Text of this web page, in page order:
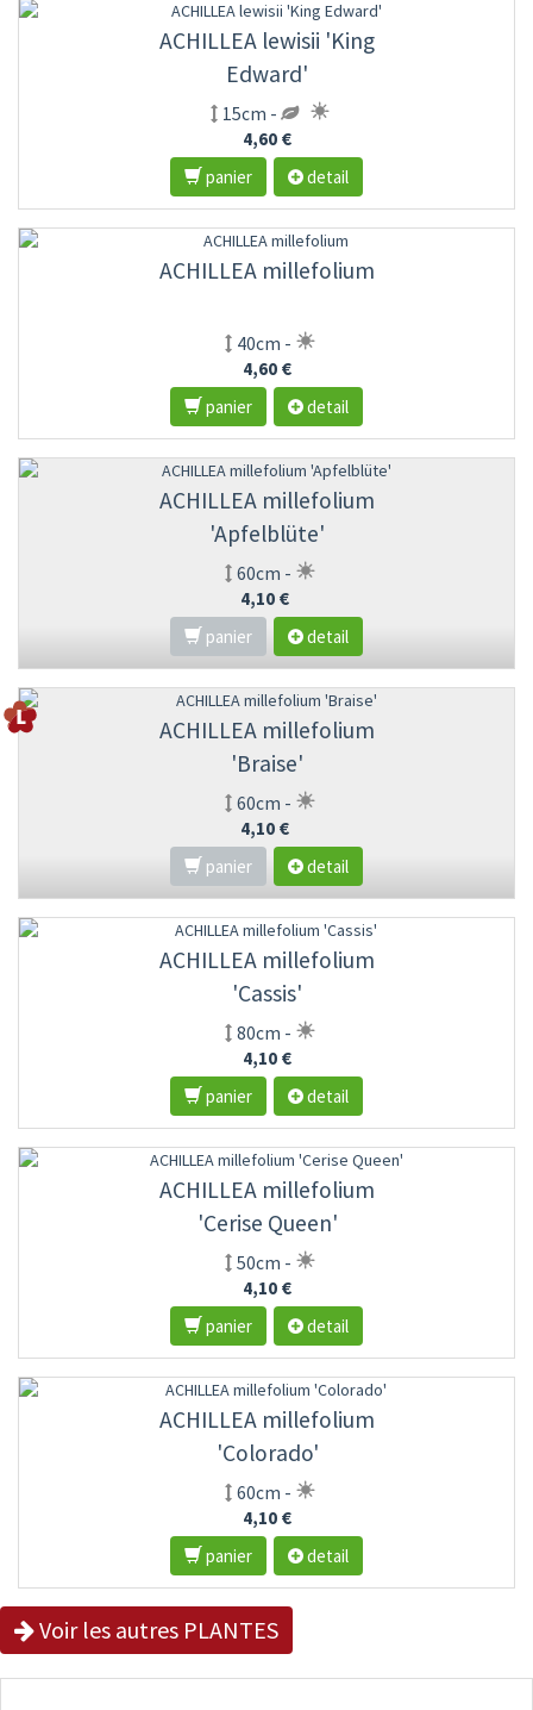
ACHILLEA lewisii 'King
Edward'
15cm -
4,60 €
panier
detail
ACHILLEA millefolium
40cm -
4,60 €
panier
detail
ACHILLEA millefolium
'Apfelblüte'
60cm -
4,10 €
panier
detail
ACHILLEA millefolium
'Braise'
60cm -
4,10 €
panier
detail
ACHILLEA millefolium
'Cassis'
80cm -
4,10 €
panier
detail
ACHILLEA millefolium
'Cerise Queen'
50cm -
4,10 €
panier
detail
ACHILLEA millefolium
'Colorado'
60cm -
4,10 €
panier
detail
Voir les autres PLANTES